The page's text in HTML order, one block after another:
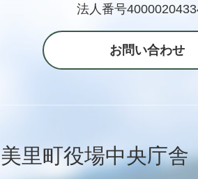
法人番号
お問い合わせ
美里町役場中央庁舎